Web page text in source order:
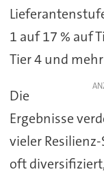
1 auf 17 % auf
Tier 4 und
Die
Ergebnisse
vieler
oft